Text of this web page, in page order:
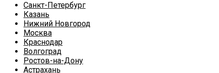
Санкт-Петербург
Казань
Нижний Новгород
Москва
Краснодар
Волгоград
Ростов-на-Дону
Астрахань